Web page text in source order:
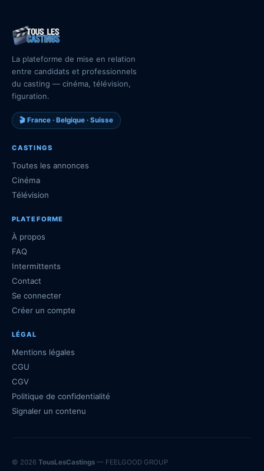
La plateforme de mise en relation
entre candidats et professionnels
du casting — cinéma, télévision,
figuration.
🎬 France · Belgique · Suisse
CASTINGS
Toutes les annonces
Cinéma
Télévision
PLATEFORME
À propos
FAQ
Intermittents
Contact
Se connecter
Créer un compte
LÉGAL
Mentions légales
CGU
CGV
Politique de confidentialité
Signaler un contenu
© 2026 TousLesCastings — FEELGOOD GROUP